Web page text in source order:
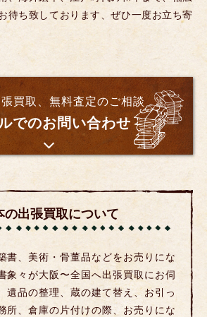
待ち致しております、ぜひ一度お立ち寄
買取、無料査定のご相談
でのお問い合わせ
の出張買取について
書、美術・骨董品などをお売りにな
象々が大阪〜全国へ出張買取にお伺
遺品の整理、蔵の建て替え、お引っ
所、倉庫の片付けの際、お売りにな